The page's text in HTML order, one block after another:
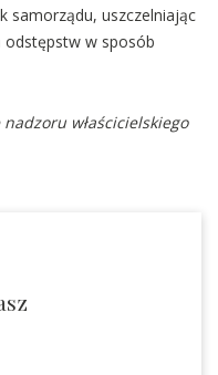
samorządu, uszczelniając
w sposób
właścicielskiego